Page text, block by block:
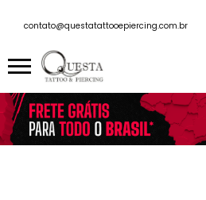
contato@questatattooepiercing.com.br